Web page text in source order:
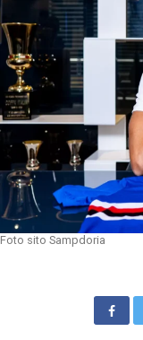
Foto sito Sampdoria